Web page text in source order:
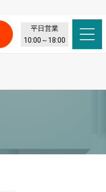
平日営業
10:00～18:00